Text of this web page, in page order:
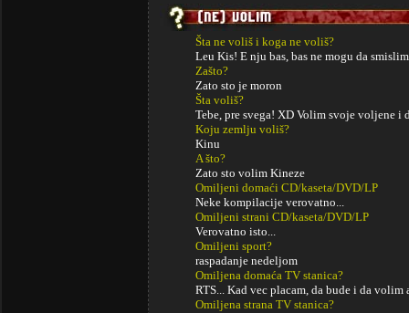
Šta ne voliš i koga ne voliš?
Leu Kis! E nju bas, bas ne mogu da smislim
Zašto?
Zato sto je moron
Šta voliš?
Tebe, pre svega! XD Volim svoje voljene i
Koju zemlju voliš?
Kinu
A što?
Zato sto volim Kineze
Omiljeni domaći CD/kaseta/DVD/LP
Neke kompilacije verovatno...
Omiljeni strani CD/kaseta/DVD/LP
Verovatno isto...
Omiljeni sport?
raspadanje nedeljom
Omiljena domaća TV stanica?
RTS... Kad vec placam, da bude i da volim
Omiljena strana TV stanica?